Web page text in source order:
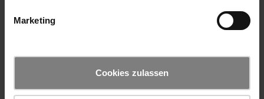
Marketing
Cookies zulassen